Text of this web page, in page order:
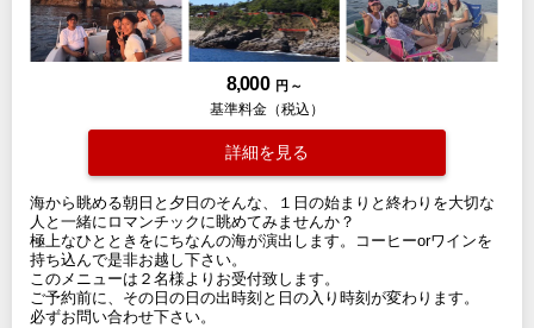
8,000 円 ～
基準料金（税込）
詳細を見る
海から眺める朝日と夕日のそんな、１日の始まりと終わりを大切な
人と一緒にロマンチックに眺めてみませんか？
極上なひとときをにちなんの海が演出します。コーヒーorワインを
持ち込んで是非お越し下さい。
このメニューは２名様よりお受付致します。
ご予約前に、その日の日の出時刻と日の入り時刻が変わります。
必ずお問い合わせ下さい。